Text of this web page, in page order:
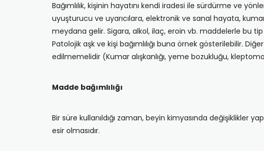
Bağımlılık, kişinin hayatını kendi iradesi ile sürdürme ve
uyuşturucu ve uyarıcılara, elektronik ve sanal hayata,
meydana gelir. Sigara, alkol, ilaç, eroin vb. maddelerle bu tip
Patolojik aşk ve kişi bağımlılığı buna örnek gösterilebilir.
edilmemelidir (Kumar alışkanlığı, yeme bozukluğu,
Madde bağımlılığı
Bir süre kullanıldığı zaman, beyin kimyasında
esir olmasıdır.